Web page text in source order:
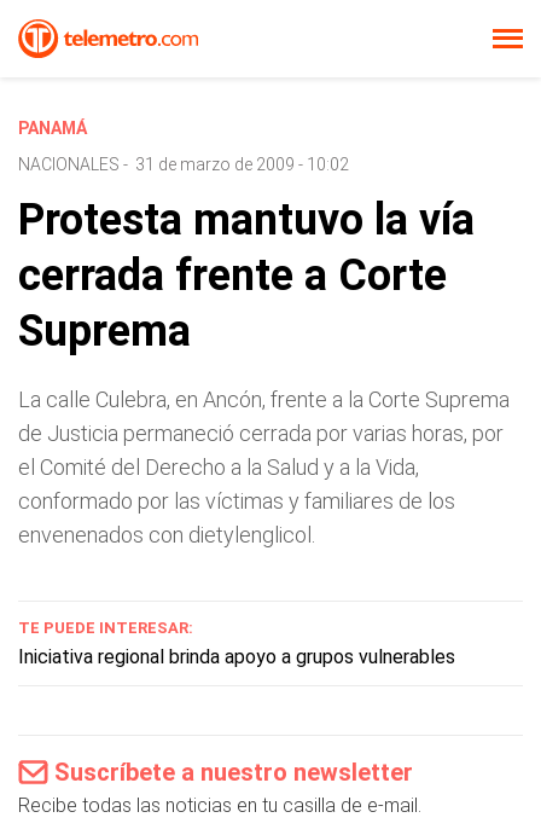
PANAMÁ
NACIONALES - 31 de marzo de 2009 - 10:02
Protesta mantuvo la vía
cerrada frente a Corte
Suprema
La calle Culebra, en Ancón, frente a la Corte Suprema
de Justicia permaneció cerrada por varias horas, por
el Comité del Derecho a la Salud y a la Vida,
conformado por las víctimas y familiares de los
envenenados con dietylenglicol.
TE PUEDE INTERESAR:
Iniciativa regional brinda apoyo a grupos vulnerables
Suscríbete a nuestro newsletter
Recibe todas las noticias en tu casilla de e-mail.